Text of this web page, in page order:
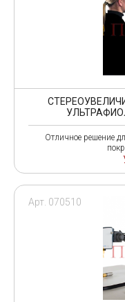
Отличное решение
Арт. 070510